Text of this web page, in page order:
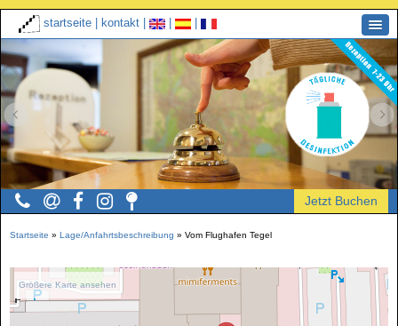
startseite kontakt
Startseite » Lage/Anfahrtsbeschreibung » Vom Flughafen Tegel
Größere Karte ansehen